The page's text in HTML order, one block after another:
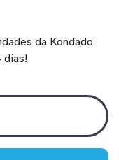
da Kondado
dias!